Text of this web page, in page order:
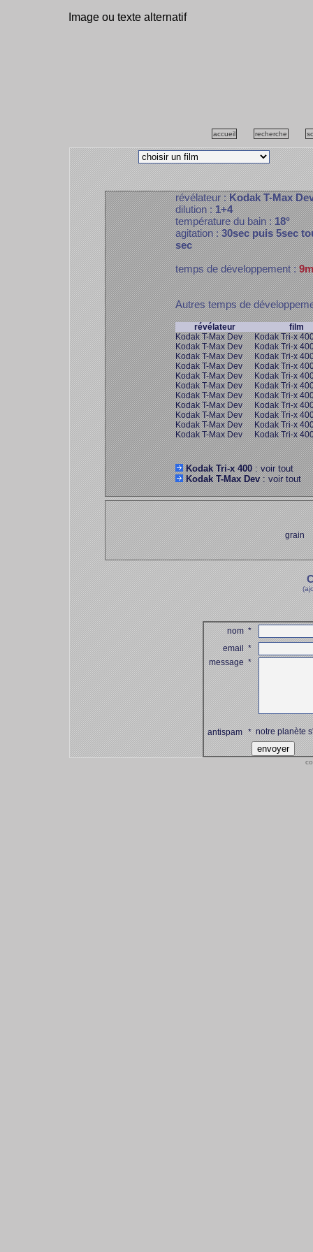
Image ou texte alternatif
accueil recherche
révélateur :Kodak T-Max
dilution :1+4
température du bain :18°
agitation :30sec puis 5sec
sec
temps de développement :
Autres temps de
révélateur
film
Kodak T-Max Dev
Kodak Tri-x
Kodak T-Max Dev
Kodak Tri-x
Kodak T-Max Dev
Kodak Tri-x
Kodak T-Max Dev
Kodak Tri-x
Kodak T-Max Dev
Kodak Tri-x
Kodak T-Max Dev
Kodak Tri-x
Kodak T-Max Dev
Kodak Tri-x
Kodak T-Max Dev
Kodak Tri-x
Kodak T-Max Dev
Kodak Tri-x
Kodak T-Max Dev
Kodak Tri-x
Kodak T-Max Dev
Kodak Tri-x
Kodak Tri-x 400: voir tout
Kodak T-Max Dev: voir tout
grain
nom*
email*
message*
antispam *notre planète